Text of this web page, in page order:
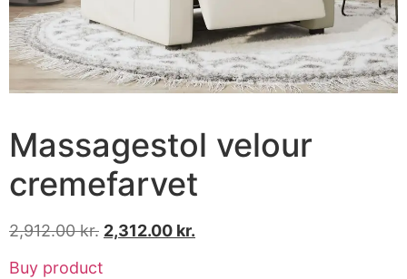
Massagestol velour
cremefarvet
2,912.00kr. 2,312.00 kr.
Buy product